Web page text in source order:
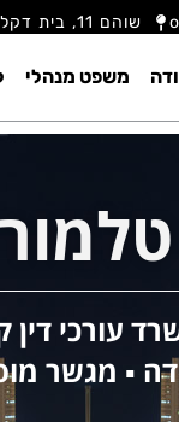
שוהם 11, בית דקל - קומה 2, פתח תקווה
משפט מנהלי
עורכי
▪️ מגשר